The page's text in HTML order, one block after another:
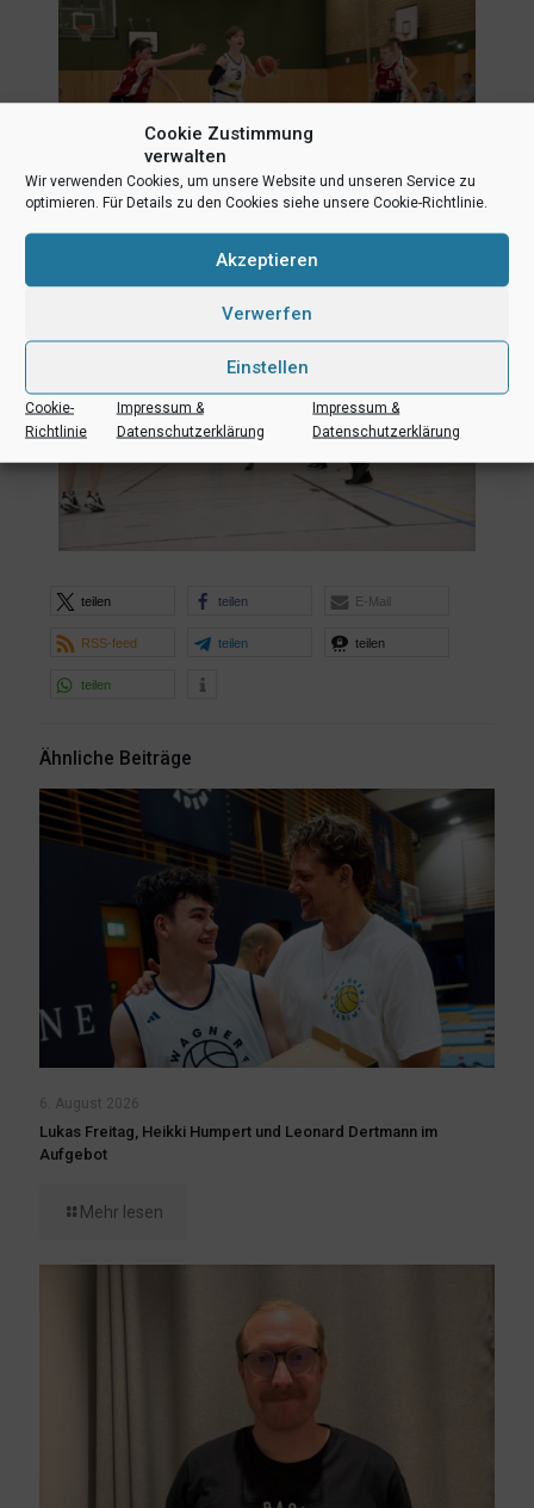
Cookie Zustimmung
verwalten
Wir verwenden Cookies, um unsere Website und unseren Service zu
optimieren. Für Details zu den Cookies siehe unsere Cookie-Richtlinie.
Akzeptieren
Verwerfen
Einstellen
Cookie-
Richtlinie
Impressum &
Datenschutzerklärung
Impressum &
Datenschutzerklärung
teilen teilen E-Mail
RSS-feed teilen teilen
teilen
Ähnliche Beiträge
6. August 2026
Lukas Freitag, Heikki Humpert und Leonard Dertmann im
Aufgebot
Mehr lesen